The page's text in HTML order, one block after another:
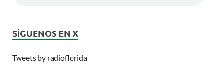
SÍGUENOS EN X
Tweets by radioflorida